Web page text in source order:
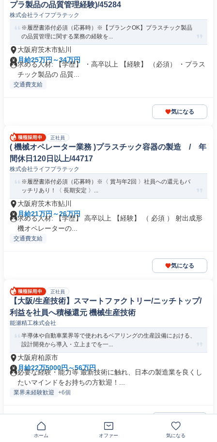
プラ製品の品質管理経験)/45284
株式会社ライフプラテック
※履歴書添付必須（応募時）※【ブランクOK】プラスチック製品
の品質管理に関する業務の経験を...
大阪府茨木市鮎川
月給25万円～34万円
求める人材: 【学歴】 ・高卒以上 【経験】 （必須） ・プラス
チック製品の 品質...
交通費支給
気になる
正社員
( 機械オペレーター業務 )プラスチック容器の製造 / 年
間休日120日以上/44717
株式会社ライフプラテック
※履歴書添付必須（応募時）※〈 賞与年2回 〉社員への還元もバ
ッチリあり！〈 長期安定 〉...
大阪府茨木市鮎川
月給21万円～26万円
求める人材: 【学歴】 高卒以上 【経験】 （ 必須 ） 射出成形
機オペレーターの...
交通費支給
気になる
正社員
【大阪/生産技術】スマートファクトリー/ニッチトップ/
利益を社員へ積極還元 機械生産技術
能瀬精工株式会社
半導体や自動車業界等で使われるベアリングの生産設備における、
設計開発から導入・立上までを一...
大阪府柏原市
月給22万5000円～56万円
必要な経験・能力等 最新技術に触れ、日本の製造業を良くし
たいマインドをお持ちの方歓迎！...
業界未経験歓迎 +6個
ホーム オファー 気になる